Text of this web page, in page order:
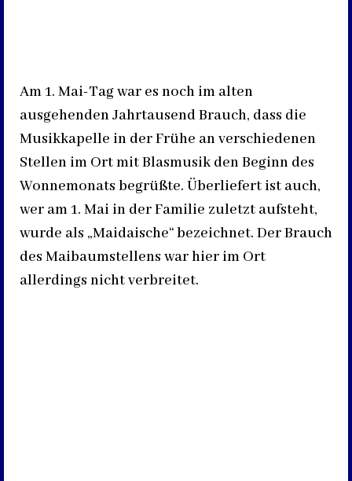
Am 1. Mai-Tag war es noch im alten
ausgehenden Jahrtausend Brauch, dass die
Musikkapelle in der Frühe an verschiedenen
Stellen im Ort mit Blasmusik den Beginn des
Wonnemonats begrüßte. Überliefert ist auch,
wer am 1. Mai in der Familie zuletzt aufsteht,
wurde als „Maidaische“ bezeichnet. Der Brauch
des Maibaumstellens war hier im Ort
allerdings nicht verbreitet.